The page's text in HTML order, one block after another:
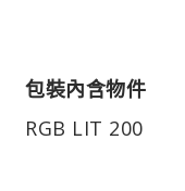
包裝內含物件
RGB LIT 200